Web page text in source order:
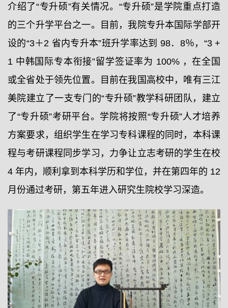
介绍了“专升硕”有关情况。“专升硕”是学院重点打造
的三个升学平台之一。目前，我院专升本国际学部开
设的“3＋2 省内专升本”班升学率达到 98．8％，“3 +
1 中韩国际专本衔接”留学签证率为 100% ，在全国
或全省处于领先位置。目前在我国高校中，唯有三江
美院建立了一支专门的“专升硕”教学科研团队，建立
了“专升硕”考研平台。学院将按照“专升硕”人才培养
方案要求，组织学生在学习专科课程的同时，本科课
程与考研课程同步学习，力争让立志考研的学生在校
4 年内，顺利拿到本科学历和学位，并在第四年的 12
月份通过考研，第五年进入研究生院校学习深造。